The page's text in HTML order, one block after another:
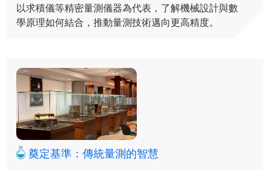
以求積儀等精密量測儀器為代表，了解機械設計與數
學原理如何結合，推動量測技術邁向更高精度。
奠定基準：傳統量測的智慧